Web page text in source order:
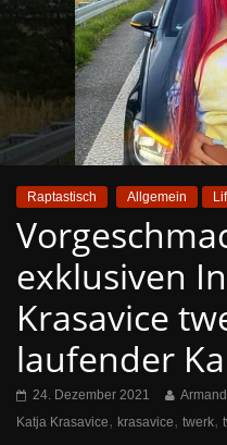
Raptastisch Allgemein
exklusiven
Krasavice
laufender
24. Dezember 2021
Katja Krasavice, krasavice, twerk,